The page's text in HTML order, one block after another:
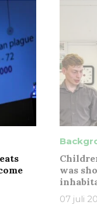
was
07 juli